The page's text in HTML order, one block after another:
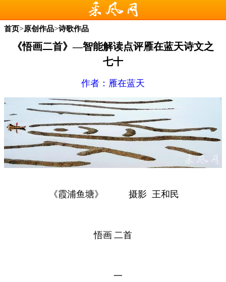
首页>原创作品>诗歌作品
《悟画二首》—智能解读点评雁在蓝天诗文之
七十
作者： 雁在蓝天
《霞浦鱼塘》 摄影 王和民
悟画 二首
一